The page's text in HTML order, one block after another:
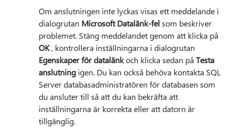
Om anslutningen inte lyckas visas ett meddelande i
dialogrutan Microsoft Datalänk-felsom beskriver
problemet. Stäng meddelandet genom att klicka på
OK, kontrollera inställningarna i dialogrutan
Egenskaper för datalänkoch klicka sedan på Testa
anslutning igen. Du kan också behöva kontakta SQL
Server databasadministratören för databasen som
du ansluter till så att du kan bekräfta att
inställningarna är korrekta eller att datorn är
tillgänglig.